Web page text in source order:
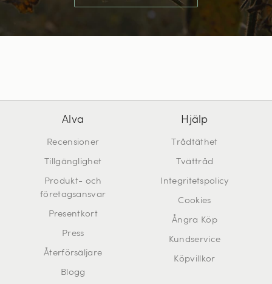
Alva
Recensioner
Tillgänglighet
Produkt- och
företagsansvar
Presentkort
Press
Återförsäljare
Blogg
Hjälp
Trådtäthet
Tvättråd
Integritetspolicy
Cookies
Ångra Köp
Kundservice
Köpvillkor